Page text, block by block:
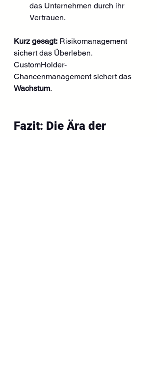
das Unternehmen durch ihr
Vertrauen.
Kurz gesagt: Risikomanagement
sichert das Überleben.
CustomHolder-
Chancenmanagement sichert das
Wachstum.
Fazit: Die Ära der